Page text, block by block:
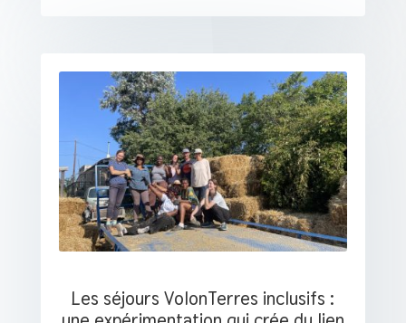
Les séjours VolonTerres inclusifs :